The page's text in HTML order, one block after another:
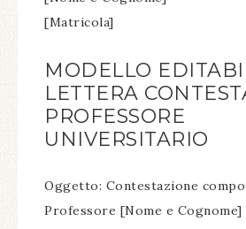
[Matricola]
MODELLO
LETTERA
PROFESSORE
UNIVERSITARIO
Oggetto: Contestazione
Professore [Nome e